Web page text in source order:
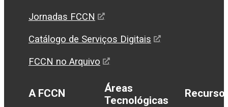
Jornadas FCCN
Catálogo de Serviços Digitais
FCCN no Arquivo
A FCCN
Áreas
Tecnológicas